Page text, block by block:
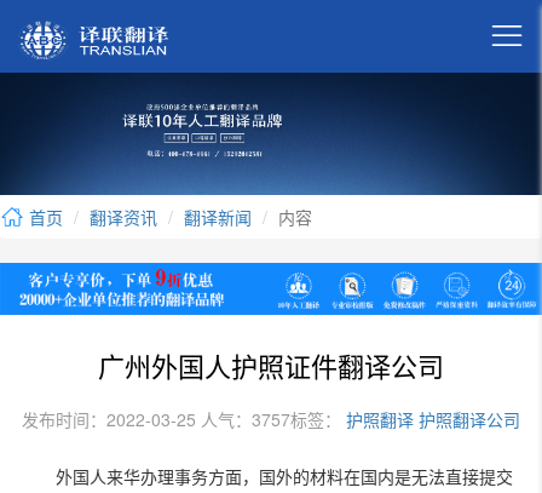

首页 翻译资讯 翻译新闻 内容
广州外国人护照证件翻译公司
发布时间：2022-03-25 人气：3757标签： 护照翻译 护照翻译公司
外国人来华办理事务方面，国外的材料在国内是无法直接提交